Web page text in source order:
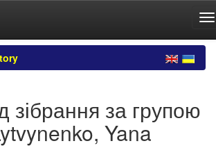
зібрання за групою
Yana